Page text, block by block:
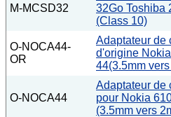
M-MCSD32
32Go Toshiba
(Class 10)
O-NOCA44-
OR
Adaptateur de
d'origine
44(3.5mm
O-NOCA44
Adaptateur de
pour Nokia
(3.5mm vers